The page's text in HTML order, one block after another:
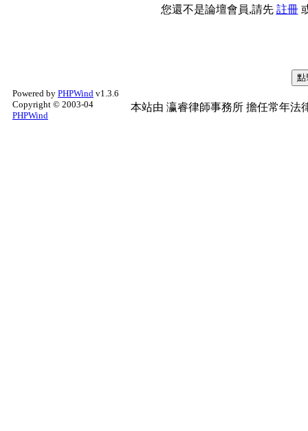
您還不是論壇會員,請先 註冊
Powered by PHPWind v1.3.6
Copyright © 2003-04
PHPWind
本站由 瀛睿律師事務所 擔任常年法